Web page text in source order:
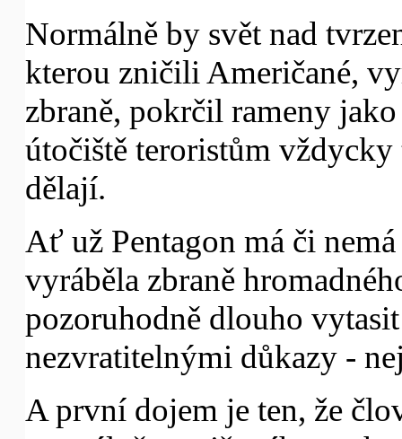
Normálně by svět nad
kterou zničili Američané,
zbraně, pokrčil rameny
útočiště teroristům
dělají.
Ať už Pentagon má či
vyráběla zbraně
pozoruhodně dlouho
nezvratitelnými důkazy -
A první dojem je ten, že